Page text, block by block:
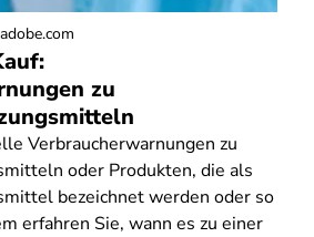
zu
Verbraucherwarnungen zu
oder Produkten, die als
bezeichnet werden oder so
erfahren Sie, wann es zu einer